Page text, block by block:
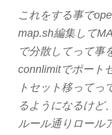
これをする事で
map.sh編集して
で分散してって事
connlimitでポート
トセット移ってっ
るようになるけど、
ルール通りロール